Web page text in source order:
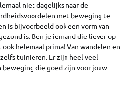
niet dagelijks naar de
met beweging te
is bijvoorbeeld ook een vorm van
is. Ben je iemand die liever op
helemaal prima! Van wandelen en
tuinieren. Er zijn heel veel
beweging die goed zijn voor jouw